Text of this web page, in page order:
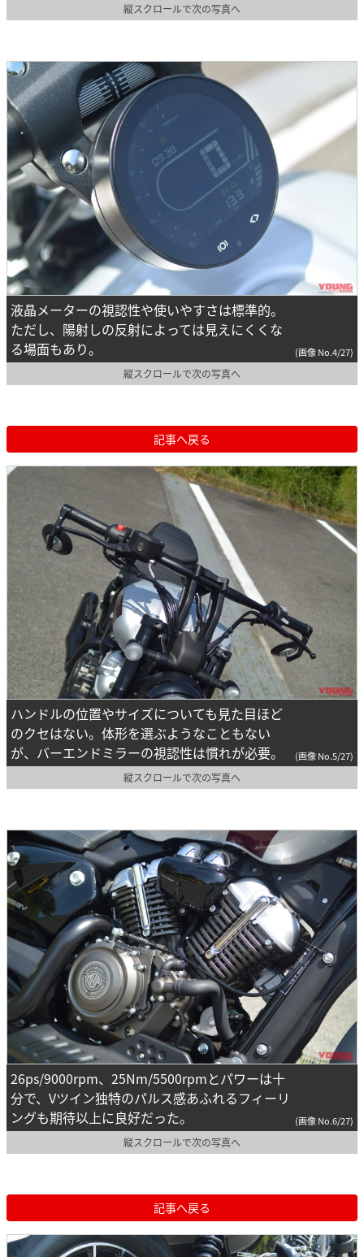
縦スクロールで次の写真へ
液晶メーターの視認性や使いやすさは標準的。
ただし、陽射しの反射によっては見えにくくな
る場面もあり。
(画像 No.4/27)
縦スクロールで次の写真へ
記事へ戻る
ハンドルの位置やサイズについても見た目ほど
のクセはない。体形を選ぶようなこともない
が、バーエンドミラーの視認性は慣れが必要。
(画像 No.5/27)
縦スクロールで次の写真へ
26ps/9000rpm、25Nm/5500rpmとパワーは十
分で、Vツイン独特のパルス感あふれるフィーリ
ングも期待以上に良好だった。
(画像 No.6/27)
縦スクロールで次の写真へ
記事へ戻る